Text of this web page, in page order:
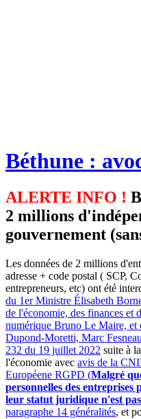
Béthune :
ALERTE INFO !
2 millions
gouvernement
Les données de 2 millions
adresse + code postal ( SCP,
entrepreneurs, etc) ont été
du 1er Ministre Élisabeth
de l'économie, des finances et
numérique Bruno Le Maire, et
Dupond-Moretti, Marc
232 du 19 juillet 2022 suite à
l'économie avec avis de la
Européene RGPD (Malgré
personnelles des entreprises
leur statut juridique n'est
paragraphe 14 généralités, et